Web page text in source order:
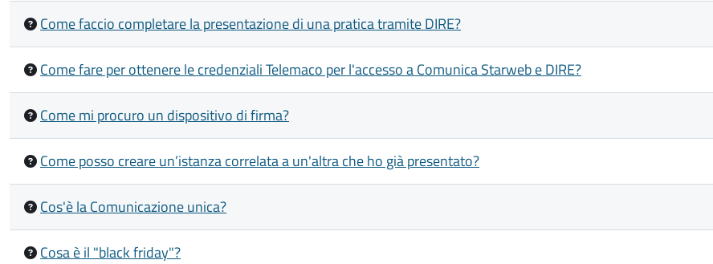
Come faccio completare la presentazione di una pratica tramite DIRE?
Come fare per ottenere le credenziali Telemaco per l'accesso a Comunica Starweb e DIRE?
Come mi procuro un dispositivo di firma?
Come posso creare un’istanza correlata a un'altra che ho già presentato?
Cos'è la Comunicazione unica?
Cosa è il "black friday"?